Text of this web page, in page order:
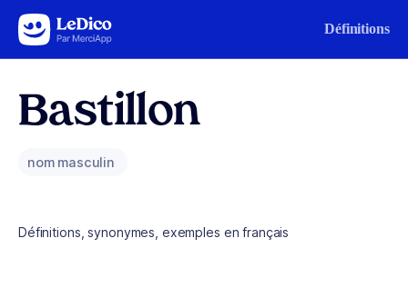
Aller au contenu Définitions
Bastillon
nom masculin
Définitions, synonymes, exemples en français